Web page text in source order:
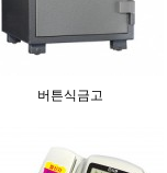
버튼식금고